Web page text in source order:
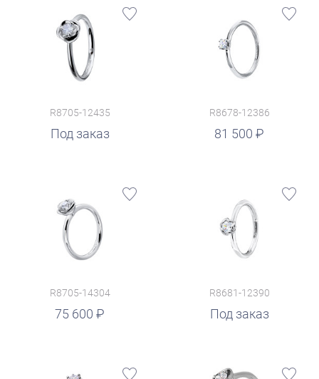
R8705-12435
Под заказ
R8678-12386
81 500
руб.
R8705-14304
75 600
R8681-12390
Под заказ